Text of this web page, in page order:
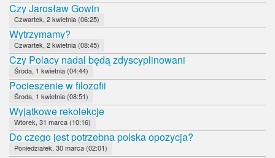
Czy Jarosław Gowin
Czwartek, 2 kwietnia (06:25)
Wytrzymamy?
Czwartek, 2 kwietnia (08:45)
Czy Polacy nadal będą zdyscyplinowani
Środa, 1 kwietnia (04:44)
Pocieszenie w filozofii
Środa, 1 kwietnia (08:51)
Wyjątkowe rekolekcje
Wtorek, 31 marca (10:16)
Do czego jest potrzebna polska opozycja?
Poniedziałek, 30 marca (02:01)